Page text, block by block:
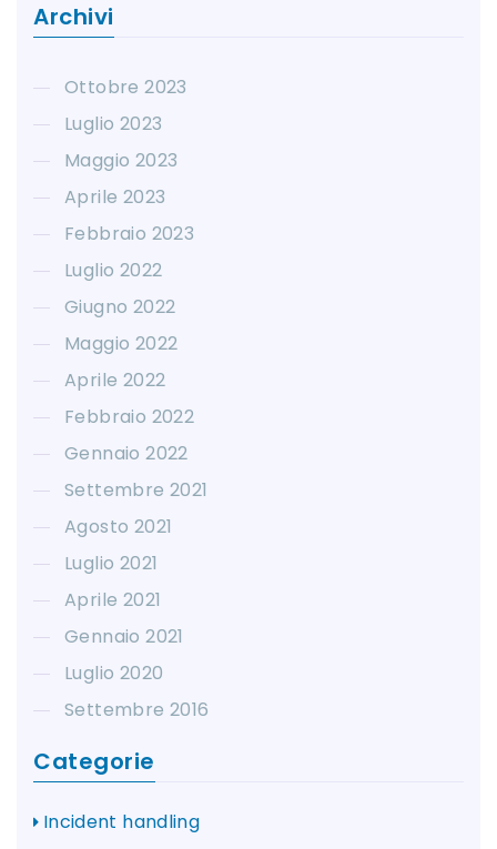
Archivi
Ottobre 2023
Luglio 2023
Maggio 2023
Aprile 2023
Febbraio 2023
Luglio 2022
Giugno 2022
Maggio 2022
Aprile 2022
Febbraio 2022
Gennaio 2022
Settembre 2021
Agosto 2021
Luglio 2021
Aprile 2021
Gennaio 2021
Luglio 2020
Settembre 2016
Categorie
Incident handling